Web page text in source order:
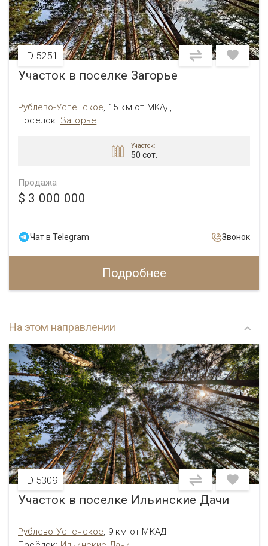
ID 5251
Участок в поселке Загорье
Рублево-Успенское, 15 км от МКАД
Посёлок: Загорье
Участок:
50 сот.
Продажа
$ 3 000 000
Чат в Telegram Звонок
Подробнее
На этом направлении
ID 5309
Участок в поселке Ильинские Дачи
Рублево-Успенское, 9 км от МКАД